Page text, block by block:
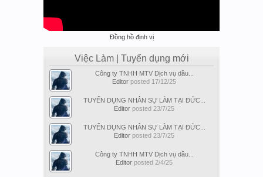
Đồng hồ định vị
Việc Làm | Tuyển dụng mới
Công ty TNHH MTV Dịch vụ dầu...
Editor posted 17/12/25
TUYỂN DỤNG NHÂN SỰ LÀM TẠI ĐỨC...
Editor posted 23/7/25
TUYỂN DỤNG NHÂN SỰ LÀM TẠI ĐỨC...
Editor posted 23/7/25
Công ty TNHH MTV Dịch vụ dầu...
Editor posted 2/4/25